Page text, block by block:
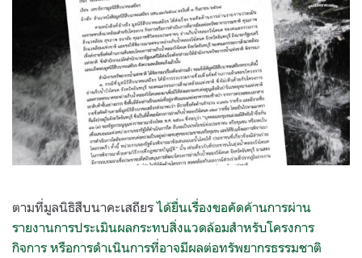
ตามที่มูลนิธิสืบนาคะเสถียรได้ยื่นเรื่องขอคัดค้านการผ่าน
รายงานการประเมินผลกระทบสิ่งแวดล้อมสำหรับโครงการ
กิจการ หรือการดำเนินการที่อาจมีผลต่อทรัพยากรธรรมชาติ